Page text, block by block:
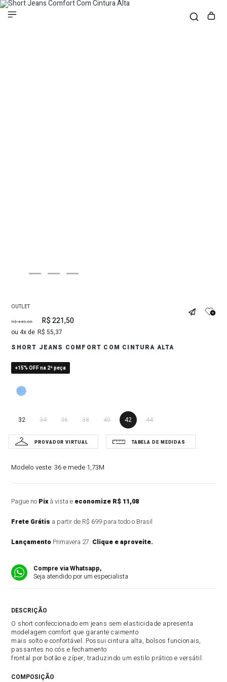
OUTLET
R$ 443,00 R$ 221,50
4 R$ 55,37
SHORT JEANS COMFORT COM CINTURA ALTA
+15% OFF na 2ª peça
32 34 36 38 40 42 44
Modelo veste:36 e mede 1,73M
Pague no Pixà vista e economize R$ 11,08
Frete Grátis a partir de R$ 699 para todo o Brasil
Lançamento Primavera 27. Clique e aproveite.
Compre via Whatsapp,
Seja atendido por um especialista
O short confeccionado em jeans sem elasticidade apresenta
modelagem comfort que garante caimento
mais solto e confortável. Possui cintura alta, bolsos funcionais,
passantes no cós e fechamento
frontal por botão e zíper, traduzindo um estilo prático e versátil.
COMPOSIÇÃO